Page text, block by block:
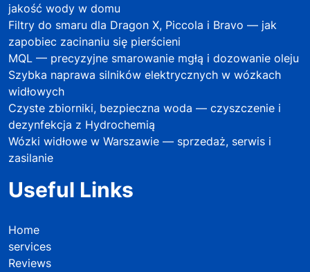
jakość wody w domu
Filtry do smaru dla Dragon X, Piccola i Bravo — jak
zapobiec zacinaniu się pierścieni
MQL — precyzyjne smarowanie mgłą i dozowanie oleju
Szybka naprawa silników elektrycznych w wózkach
widłowych
Czyste zbiorniki, bezpieczna woda — czyszczenie i
dezynfekcja z Hydrochemią
Wózki widłowe w Warszawie — sprzedaż, serwis i
zasilanie
Useful Links
Home
services
Reviews